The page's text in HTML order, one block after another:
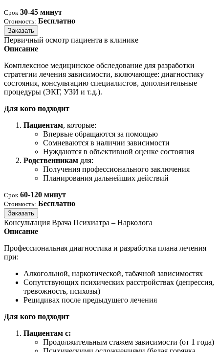
Срок 30-45 минут
Стоимость: Бесплатно
Заказать
Первичный осмотр пациента в клинике
Описание
Комплексное медицинское обследование для разработки
стратегии лечения зависимости, включающее: диагностику
состояния, консультацию специалистов, дополнительные
процедуры (ЭКГ, УЗИ и т.д.).
Для кого подходит
Пациентам, которые:
Впервые обращаются за помощью
Сомневаются в наличии зависимости
Нуждаются в объективной оценке состояния
Родственникам для:
Получения профессионального заключения
Планирования дальнейших действий
Срок 60-120 минут
Стоимость: Бесплатно
Заказать
Консультация Врача Психиатра – Нарколога
Описание
Профессиональная диагностика и разработка плана лечения
при:
Алкогольной, наркотической, табачной зависимостях
Сопутствующих психических расстройствах (депрессия,
тревожность, психозы)
Рецидивах после предыдущего лечения
Для кого подходит
Пациентам с:
Продолжительным стажем зависимости (от 1 года)